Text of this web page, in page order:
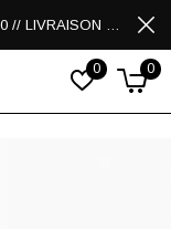
0 0
50% sur les soldes avec le code promo ÉTÉ50 // LIVRAISON GRATUITE POUR LES ACHATS DE 250$ ET PLUS